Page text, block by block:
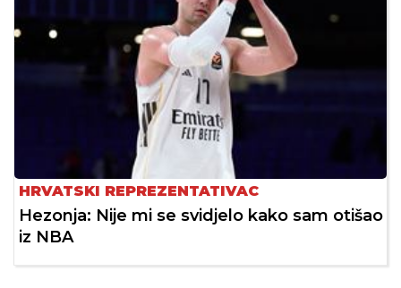
HRVATSKI REPREZENTATIVAC
Hezonja: Nije mi se svidjelo kako sam otišao
iz NBA